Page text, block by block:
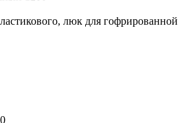
люк для гофрированной